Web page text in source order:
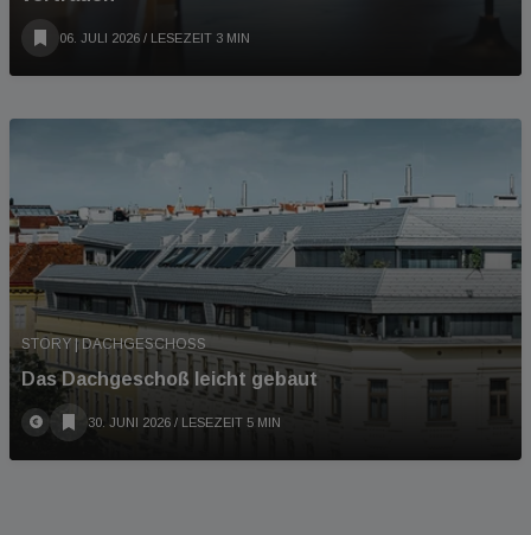
06. JULI 2026 / LESEZEIT 3 MIN
STORY | DACHGESCHOSS
Das Dachgeschoß leicht gebaut
30. JUNI 2026 / LESEZEIT 5 MIN